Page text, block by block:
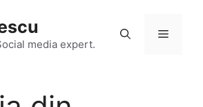
media expert.
Menu